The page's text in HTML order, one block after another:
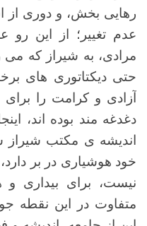
رهایی بخش، و دوری از
عدم تغییر؛ از این رو
مرادی، به شیراز که می
حتی دیکتاتوری های
آزادی و کرامت را
دغدغه مند بوده اند،
اندیشه ی مکتب
خود هوشیاری در بر
نیست، برای بیداری
متفاوت در این نقطه